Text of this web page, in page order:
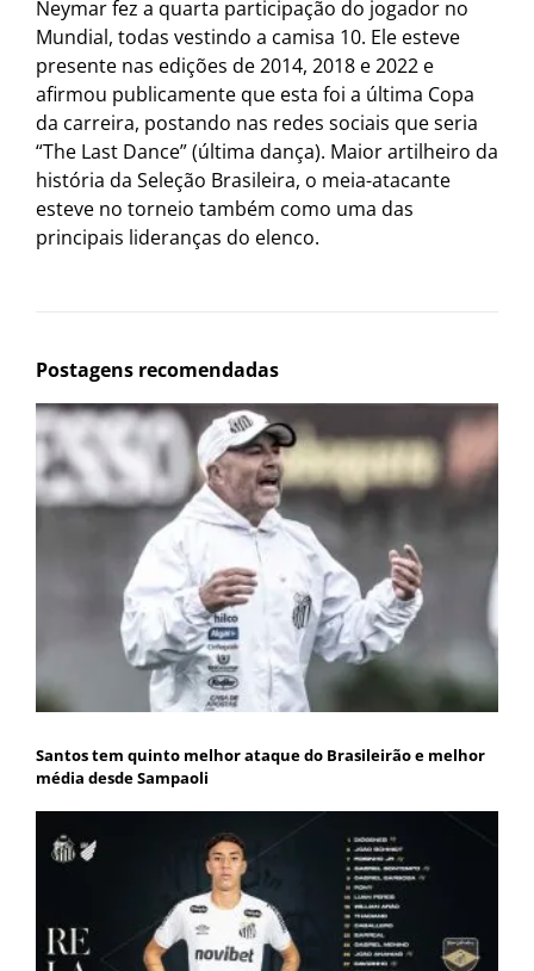
Neymar fez a quarta participação do jogador no
Mundial, todas vestindo a camisa 10. Ele esteve
presente nas edições de 2014, 2018 e 2022 e
afirmou publicamente que esta foi a última Copa
da carreira, postando nas redes sociais que seria
“The Last Dance” (última dança). Maior artilheiro da
história da Seleção Brasileira, o meia-atacante
esteve no torneio também como uma das
principais lideranças do elenco.
Postagens recomendadas
Santos tem quinto melhor ataque do Brasileirão e melhor
média desde Sampaoli